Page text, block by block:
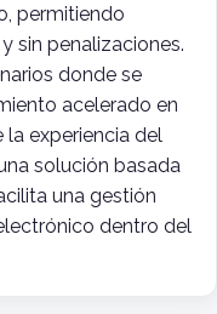
permitiendo
sin penalizaciones.
donde se
acelerado en
experiencia del
solución basada
una gestión
dentro del